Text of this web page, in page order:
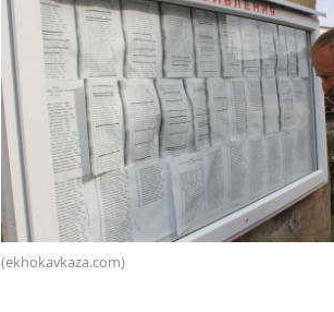
(ekhokavkaza.com)